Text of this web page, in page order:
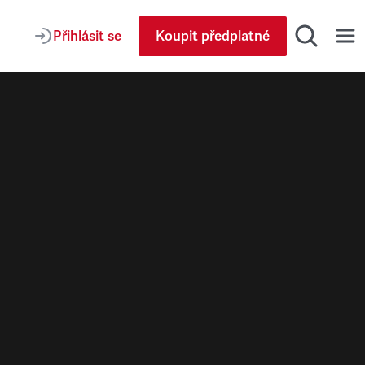
Přihlásit se Koupit předplatné